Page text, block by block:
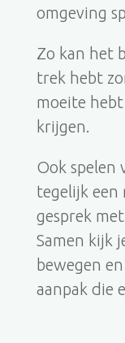
omgeving
Zo kan het
trek hebt
moeite
krijgen.
Ook spelen
tegelijk een
gesprek
Samen kijk
bewegen
aanpak die